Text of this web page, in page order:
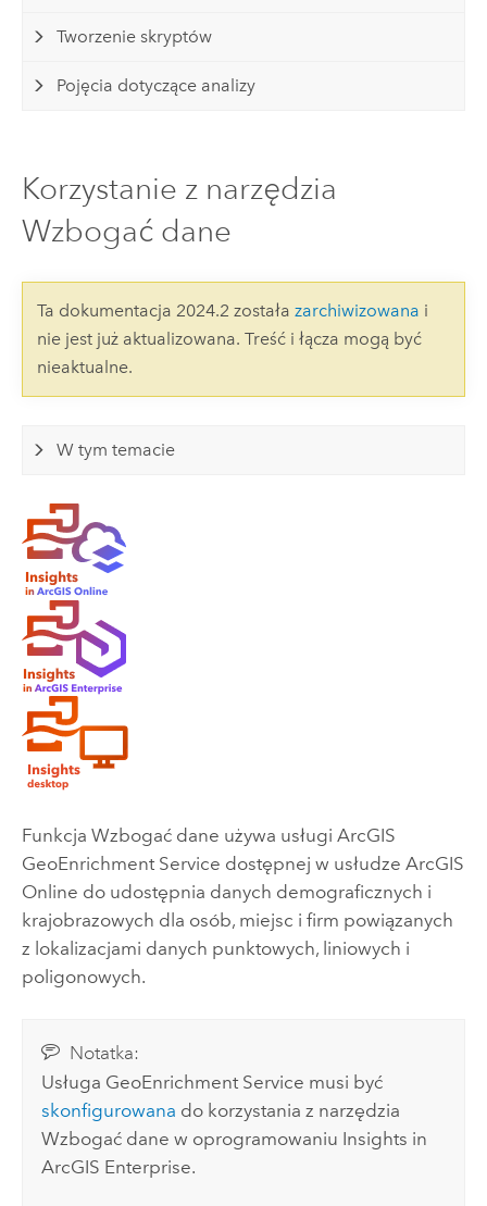
Tworzenie skryptów
Pojęcia dotyczące analizy
Korzystanie z narzędzia
Wzbogać dane
Ta dokumentacja 2024.2 została zarchiwizowana i
nie jest już aktualizowana. Treść i łącza mogą być
nieaktualne.
W tym temacie
Funkcja Wzbogać dane używa usługi ArcGIS
GeoEnrichment Service dostępnej w usłudze ArcGIS
Online do udostępnia danych demograficznych i
krajobrazowych dla osób, miejsc i firm powiązanych
z lokalizacjami danych punktowych, liniowych i
poligonowych.
Notatka:
Usługa GeoEnrichment Service musi być
skonfigurowana do korzystania z narzędzia
Wzbogać dane w oprogramowaniu Insights in
ArcGIS Enterprise.